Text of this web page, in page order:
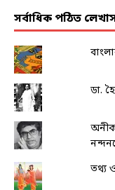
সর্বাধিক পঠিত
ডা.
অনীক
তথ্য